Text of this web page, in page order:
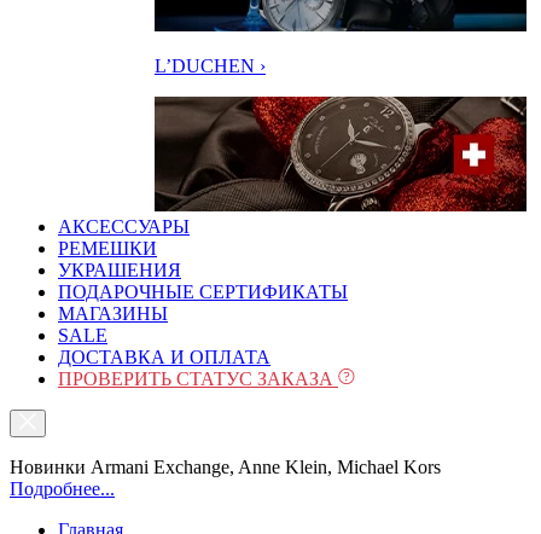
L’DUCHEN ›
АКСЕССУАРЫ
РЕМЕШКИ
УКРАШЕНИЯ
ПОДАРОЧНЫЕ СЕРТИФИКАТЫ
МАГАЗИНЫ
SALE
ДОСТАВКА И ОПЛАТА
ПРОВЕРИТЬ СТАТУС ЗАКАЗА
Новинки Armani Exchange, Anne Klein, Michael Kors
Подробнее...
Главная